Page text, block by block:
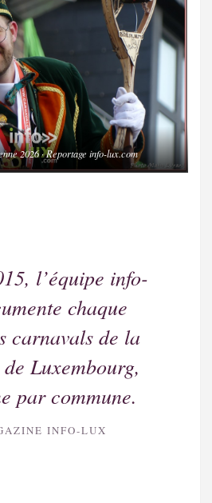
2026 · Reportage info-lux.com
l’équipe info-
chaque
carnavals de la
Luxembourg,
par commune.
INFO-LUX